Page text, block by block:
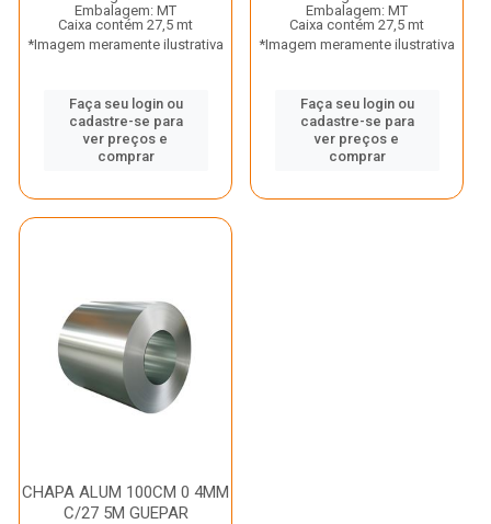
Embalagem: MT
Caixa contém 27,5 mt
*Imagem meramente ilustrativa
Faça seu login ou
cadastre-se para
ver preços e
comprar
Embalagem: MT
Caixa contém 27,5 mt
*Imagem meramente ilustrativa
Faça seu login ou
cadastre-se para
ver preços e
comprar
CHAPA ALUM 100CM 0 4MM
C/27 5M GUEPAR